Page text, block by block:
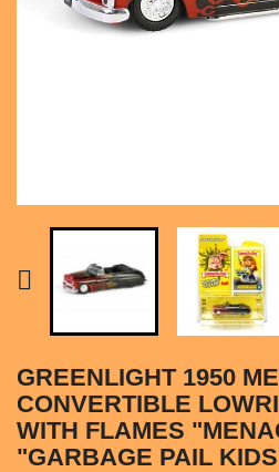

GREENLIGHT 1950
CONVERTIBLE
WITH FLAMES
"GARBAGE PAIL